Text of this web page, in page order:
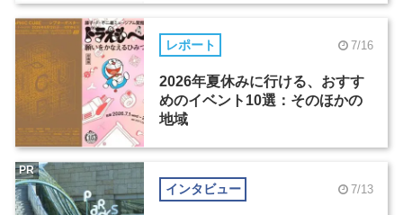
レポート 7/16
2026年夏休みに行ける、おすす
めのイベント10選：そのほかの
地域
インタビュー 7/13
PR